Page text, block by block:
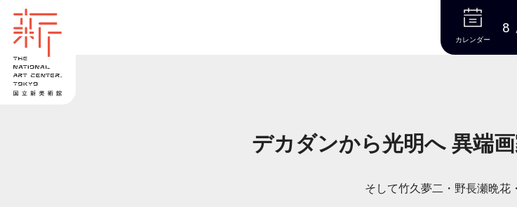
本文へ
カレンダー
8
デカダンから光明へ 異端
そして竹久夢二・野長瀬晩花